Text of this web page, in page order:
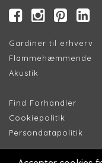
Gardiner til erhverv
Flammehæmmende
Akustik
Find Forhandler
Cookiepolitik
Persondatapolitik